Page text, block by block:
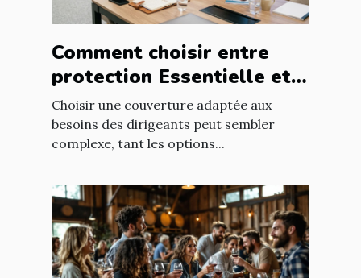
Comment choisir entre
protection Essentielle et
Intégrale pour les
dirigeants ?
Choisir une couverture adaptée aux
besoins des dirigeants peut sembler
complexe, tant les options...